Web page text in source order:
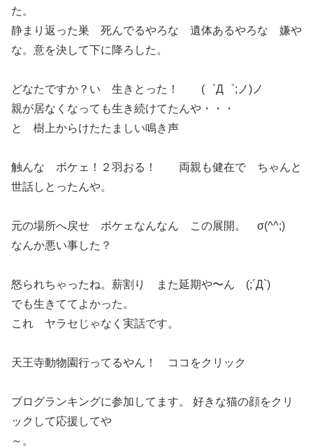
た。
静まり返った巣 死んでるやろな 遺体あるやろな 嫌や
な。意を決して下に降ろした。
どなたですか？い 生きとった！ (゜Д゜;ノ)ノ
親が居なくなっても生き続けてたんや・・・
と 樹上からけたたましい鳴き声
触んな ボケェ！２羽おる！ 両親も健在で ちゃんと
世話しとったんや。
元の場所へ戻せ ボケェなんなん この展開。 σ(^^;)
なんか悪い事した？
怒られちゃったね。薪割り また延期や〜ん (;´Д`)
でも生きててよかった。
これ ヤラセじゃなく実話です。
天王寺動物園行ってるやん！ ココをクリック
ブログランキングに参加してます。 好きな猫の顔をクリ
ックして応援してや
～。